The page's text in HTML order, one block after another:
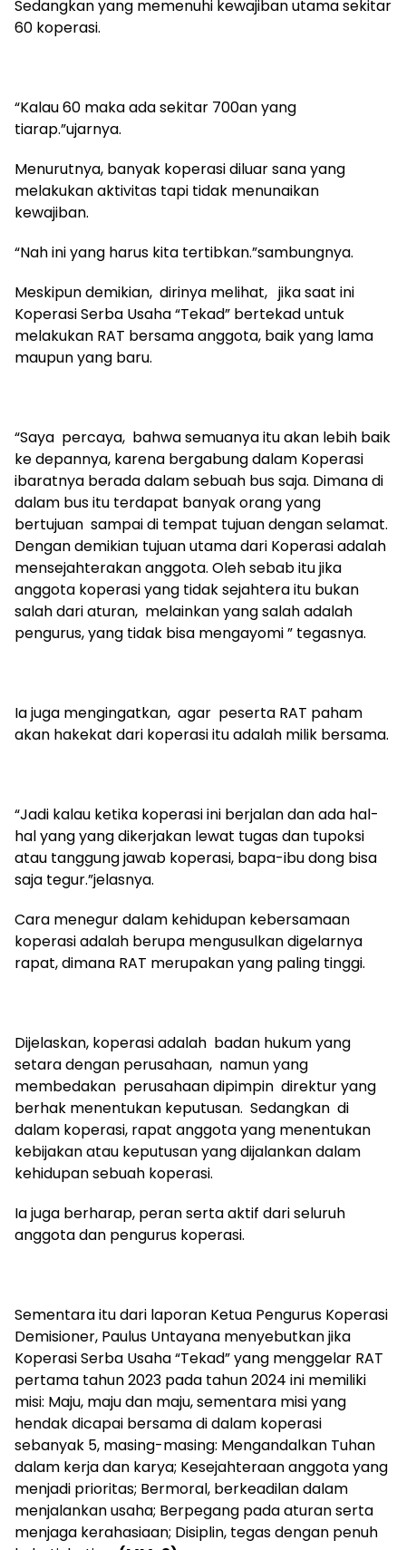
Sedangkan yang memenuhi kewajiban utama sekitar
60 koperasi.
“Kalau 60 maka ada sekitar 700an yang
tiarap.”ujarnya.
Menurutnya, banyak koperasi diluar sana yang
melakukan aktivitas tapi tidak menunaikan
kewajiban.
“Nah ini yang harus kita tertibkan.”sambungnya.
Meskipun demikian, dirinya melihat, jika saat ini
Koperasi Serba Usaha “Tekad” bertekad untuk
melakukan RAT bersama anggota, baik yang lama
maupun yang baru.
“Saya percaya, bahwa semuanya itu akan lebih baik
ke depannya, karena bergabung dalam Koperasi
ibaratnya berada dalam sebuah bus saja. Dimana di
dalam bus itu terdapat banyak orang yang
bertujuan sampai di tempat tujuan dengan selamat.
Dengan demikian tujuan utama dari Koperasi adalah
mensejahterakan anggota. Oleh sebab itu jika
anggota koperasi yang tidak sejahtera itu bukan
salah dari aturan, melainkan yang salah adalah
pengurus, yang tidak bisa mengayomi ” tegasnya.
Ia juga mengingatkan, agar peserta RAT paham
akan hakekat dari koperasi itu adalah milik bersama.
“Jadi kalau ketika koperasi ini berjalan dan ada hal-
hal yang yang dikerjakan lewat tugas dan tupoksi
atau tanggung jawab koperasi, bapa-ibu dong bisa
saja tegur.”jelasnya.
Cara menegur dalam kehidupan kebersamaan
koperasi adalah berupa mengusulkan digelarnya
rapat, dimana RAT merupakan yang paling tinggi.
Dijelaskan, koperasi adalah badan hukum yang
setara dengan perusahaan, namun yang
membedakan perusahaan dipimpin direktur yang
berhak menentukan keputusan. Sedangkan di
dalam koperasi, rapat anggota yang menentukan
kebijakan atau keputusan yang dijalankan dalam
kehidupan sebuah koperasi.
Ia juga berharap, peran serta aktif dari seluruh
anggota dan pengurus koperasi.
Sementara itu dari laporan Ketua Pengurus Koperasi
Demisioner, Paulus Untayana menyebutkan jika
Koperasi Serba Usaha “Tekad” yang menggelar RAT
pertama tahun 2023 pada tahun 2024 ini memiliki
misi: Maju, maju dan maju, sementara misi yang
hendak dicapai bersama di dalam koperasi
sebanyak 5, masing-masing: Mengandalkan Tuhan
dalam kerja dan karya; Kesejahteraan anggota yang
menjadi prioritas; Bermoral, berkeadilan dalam
menjalankan usaha; Berpegang pada aturan serta
menjaga kerahasiaan; Disiplin, tegas dengan penuh